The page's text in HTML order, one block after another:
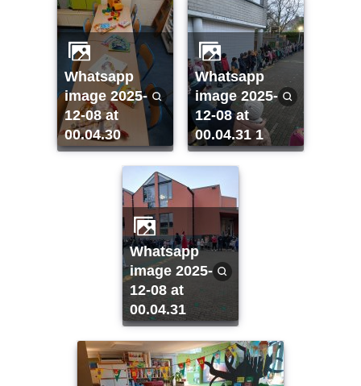
whatsapp
image 2025-
12-08 at
00.04.30
whatsapp
image 2025-
12-08 at
00.04.31 1
whatsapp
image 2025-
12-08 at
00.04.31